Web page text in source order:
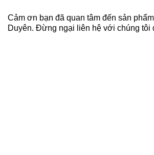
Cảm ơn bạn đã quan tâm đến sản
Duyên. Đừng ngại liên hệ với chúng tôi